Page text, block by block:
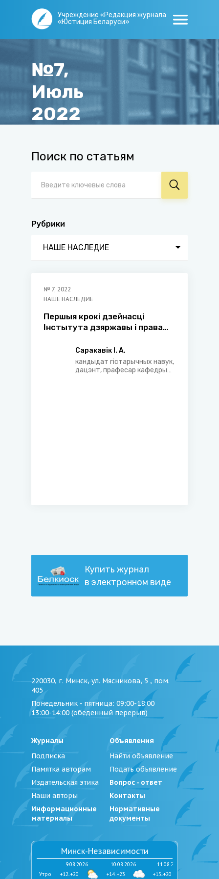
Учреждение «Редакция журнала
«Юстиция Беларуси»
№7,
Июль
2022
Поиск по статьям
Рубрики
НАШЕ НАСЛЕДИЕ
№ 7, 2022
НАШЕ НАСЛЕДИЕ
Першыя крокі дзейнасці
Інстытута дзяржавы і права
развіццё юрыдычнай навукі
Саракавік І. А.
кандыдат гістарычных навук,
дацэнт, прафесар кафедры
Купить журнал
в электронном виде
220030, г. Минск, ул. Мясникова, 5 , пом.
405
Понедельник - пятница: 09:00-18:00
13:00-14:00 (обеденный перерыв)
Журналы
Подписка
Памятка авторам
Издательская этика
Наши авторы
Информационные
материалы
Объявления
Найти объявление
Подать объявление
Вопрос - ответ
Контакты
Нормативные
документы
Минск-Независимости
9.08.2026
+12..+20
10.08.2026
+14..+23
11.08.2026
+15..+20
Утро